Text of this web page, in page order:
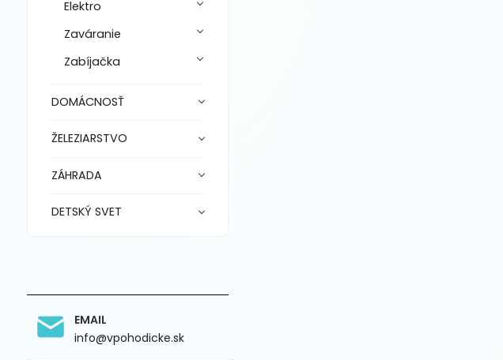
Elektro
Zaváranie
Zabíjačka
DOMÁCNOSŤ
ŽELEZIARSTVO
ZÁHRADA
DETSKÝ SVET
EMAIL
info@vpohodicke.sk